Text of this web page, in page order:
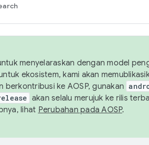
menyelaraskan dengan model
ekosistem, kami akan
berkontribusi ke AOSP, gunakan
akan selalu merujuk ke rilis
lihat Perubahan pada AOSP.